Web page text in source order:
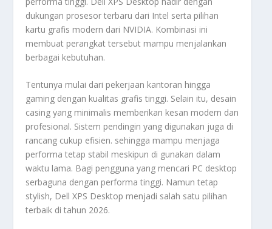
dukungan prosesor terbaru dari Intel serta pilihan
kartu grafis modern dari NVIDIA. Kombinasi ini
membuat perangkat tersebut mampu menjalankan
berbagai kebutuhan.
Tentunya mulai dari pekerjaan kantoran hingga
gaming dengan kualitas grafis tinggi. Selain itu, desain
casing yang minimalis memberikan kesan modern dan
profesional. Sistem pendingin yang digunakan juga di
rancang cukup efisien. sehingga mampu menjaga
performa tetap stabil meskipun di gunakan dalam
waktu lama. Bagi pengguna yang mencari PC desktop
serbaguna dengan performa tinggi. Namun tetap
stylish, Dell XPS Desktop menjadi salah satu pilihan
terbaik di tahun 2026.